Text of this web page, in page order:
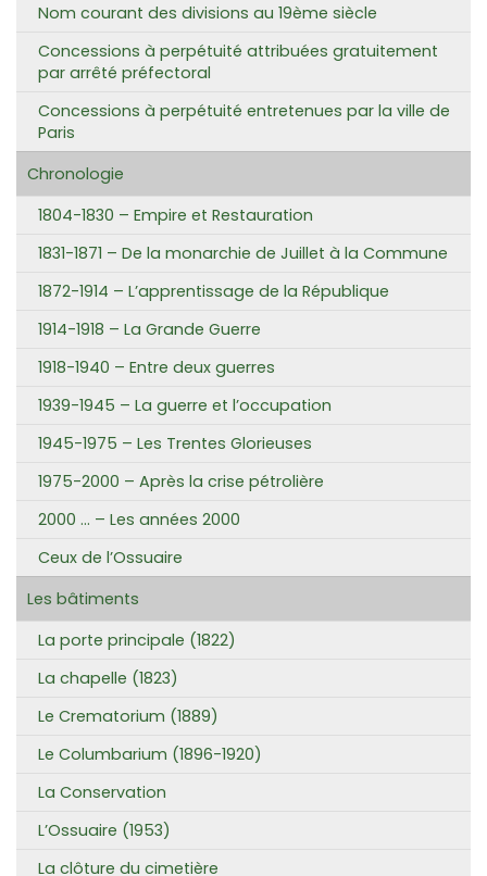
Nom courant des divisions au 19ème siècle
Concessions à perpétuité attribuées gratuitement
par arrêté préfectoral
Concessions à perpétuité entretenues par la ville de
Paris
Chronologie
1804-1830 – Empire et Restauration
1831-1871 – De la monarchie de Juillet à la Commune
1872-1914 – L’apprentissage de la République
1914-1918 – La Grande Guerre
1918-1940 – Entre deux guerres
1939-1945 – La guerre et l’occupation
1945-1975 – Les Trentes Glorieuses
1975-2000 – Après la crise pétrolière
2000 … – Les années 2000
Ceux de l’Ossuaire
Les bâtiments
La porte principale (1822)
La chapelle (1823)
Le Crematorium (1889)
Le Columbarium (1896-1920)
La Conservation
L’Ossuaire (1953)
La clôture du cimetière